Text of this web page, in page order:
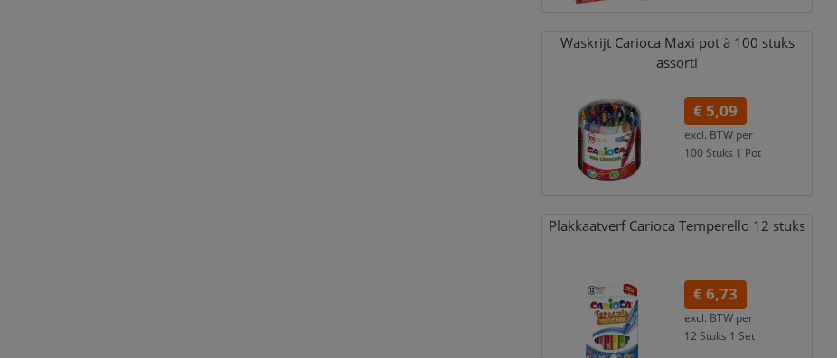
Waskrijt Carioca Maxi pot à 100 stuks
assorti
€ 5,09
excl. BTW per
100 Stuks 1 Pot
Plakkaatverf Carioca Temperello 12 stuks
€ 6,73
excl. BTW per
12 Stuks 1 Set